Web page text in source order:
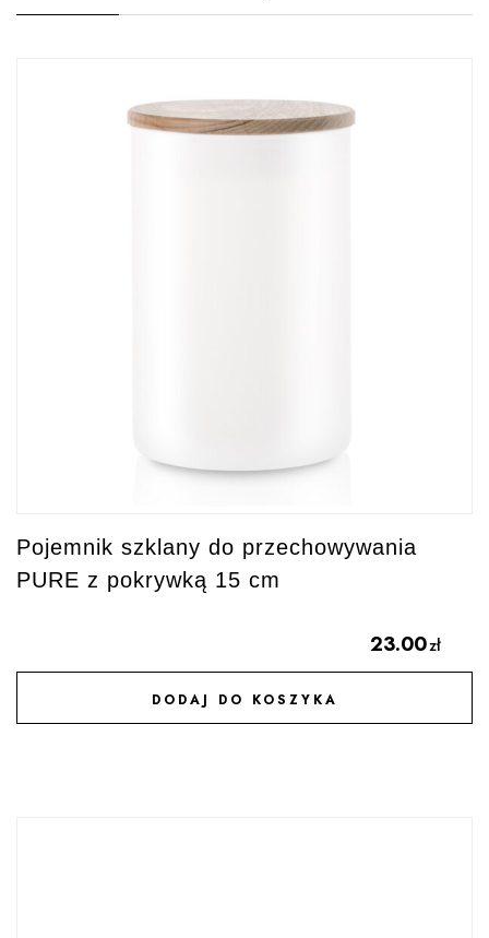
Pojemnik szklany do przechowywania
PURE z pokrywką 15 cm
23.00zł
DODAJ DO KOSZYKA
DODAJ DO ULUBIONYCH